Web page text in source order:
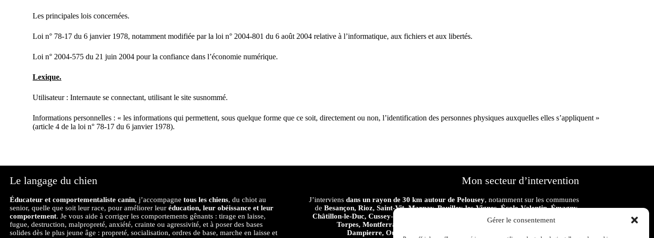
Gérer le consentement
Les principales lois concernées.
Loi n° 78-17 du 6 janvier 1978, notamment modifiée par la loi n° 2004-801 du 6 août 2004 relative à l’informatique, aux fichiers et aux libertés.
Loi n° 2004-575 du 21 juin 2004 pour la confiance dans l’économie numérique.
Lexique.
Utilisateur : Internaute se connectant, utilisant le site susnommé.
Informations personnelles : « les informations qui permettent, sous quelque forme que ce soit, directement ou non, l’identification des personnes physiques auxquelles elles s’appliquent »
(article 4 de la loi n° 78-17 du 6 janvier 1978).
Le langage du chien
Éducateur et comportementaliste canin, j’accompagne tous les chiens, du chiot au
senior, quelle que soit leur race, pour améliorer leur éducation, leur obéissance et leur
comportement. Je vous aide à corriger les comportements gênants : tirage en laisse,
fugue, destruction, malpropreté, anxiété, crainte ou agressivité, et à poser des bases
solides dès le plus jeune âge : propreté, socialisation, ordres de base, marche en laisse et
Mon secteur d’intervention
J’interviens dans un rayon de 30 km autour de Pelousey, notamment sur les communes
de Besançon, Rioz, Saint-Vit, Marnay, Pouilley-les-Vignes, École-Valentin, Émagny,
Châtillon-le-Duc, Cussey-sur-l’Ognon, Geneuille, Les Auxons, Danemarie-sur-Crête,
Torpes, Montferrand-le-Château, Roche-lez-Beaupré, Thise,Fraisans, Rans,
Dampierre, Ougney, Gendrey